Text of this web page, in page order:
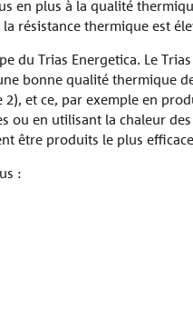
Dalles
en plus à la qualité
résistance thermique est
du Trias Energetica. Le
bonne qualité thermique
et ce, par exemple en
en utilisant la chaleur
être produits le plus
: